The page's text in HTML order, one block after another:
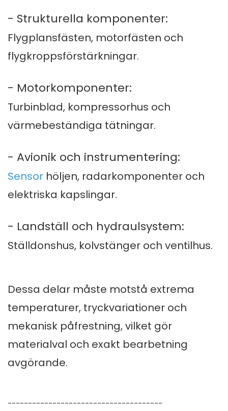
- Strukturella komponenter:
Flygplansfästen, motorfästen och
flygkroppsförstärkningar.
- Motorkomponenter:
Turbinblad, kompressorhus och
värmebeständiga tätningar.
- Avionik och instrumentering:
Sensor höljen, radarkomponenter och
elektriska kapslingar.
- Landställ och hydraulsystem:
Ställdonshus, kolvstänger och ventilhus.
Dessa delar måste motstå extrema
temperaturer, tryckvariationer och
mekanisk påfrestning, vilket gör
materialval och exakt bearbetning
avgörande.
--------------------------------------